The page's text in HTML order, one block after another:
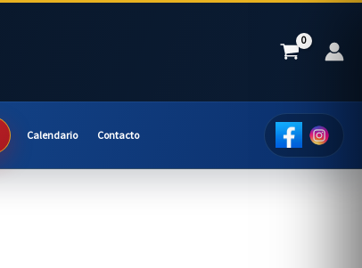
Calendario Contacto